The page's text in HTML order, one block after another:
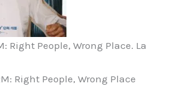
Right People, Wrong Place. La
Right People, Wrong Place